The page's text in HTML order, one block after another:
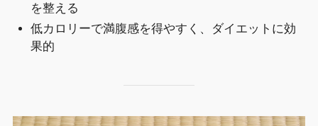
を整える
低カロリーで満腹感を得やすく、ダイエットに効
果的